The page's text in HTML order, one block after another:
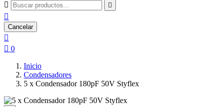
 

Cancelar

 0
Inicio
Condensadores
5 x Condensador 180pF 50V Styflex